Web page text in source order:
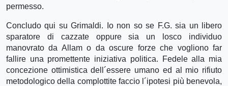
permesso.
Concludo qui su Grimaldi. Io non so se F.G. sia un libero
sparatore di cazzate oppure sia un losco individuo
manovrato da Allam o da oscure forze che vogliono far
fallire una promettente iniziativa politica. Fedele alla mia
concezione ottimistica dell´essere umano ed al mio rifiuto
metodologico della complottite faccio l´ipotesi più benevola,